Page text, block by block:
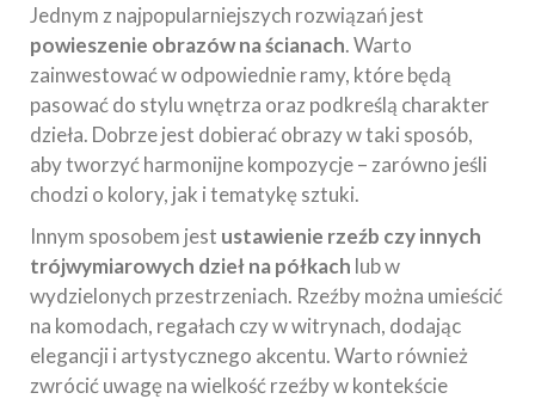
Jednym z najpopularniejszych rozwiązań jest
powieszenie obrazów na ścianach. Warto
zainwestować w odpowiednie ramy, które będą
pasować do stylu wnętrza oraz podkreślą charakter
dzieła. Dobrze jest dobierać obrazy w taki sposób,
aby tworzyć harmonijne kompozycje – zarówno jeśli
chodzi o kolory, jak i tematykę sztuki.
Innym sposobem jest ustawienie rzeźb czy innych
trójwymiarowych dzieł na półkach lub w
wydzielonych przestrzeniach. Rzeźby można umieścić
na komodach, regałach czy w witrynach, dodając
elegancji i artystycznego akcentu. Warto również
zwrócić uwagę na wielkość rzeźby w kontekście